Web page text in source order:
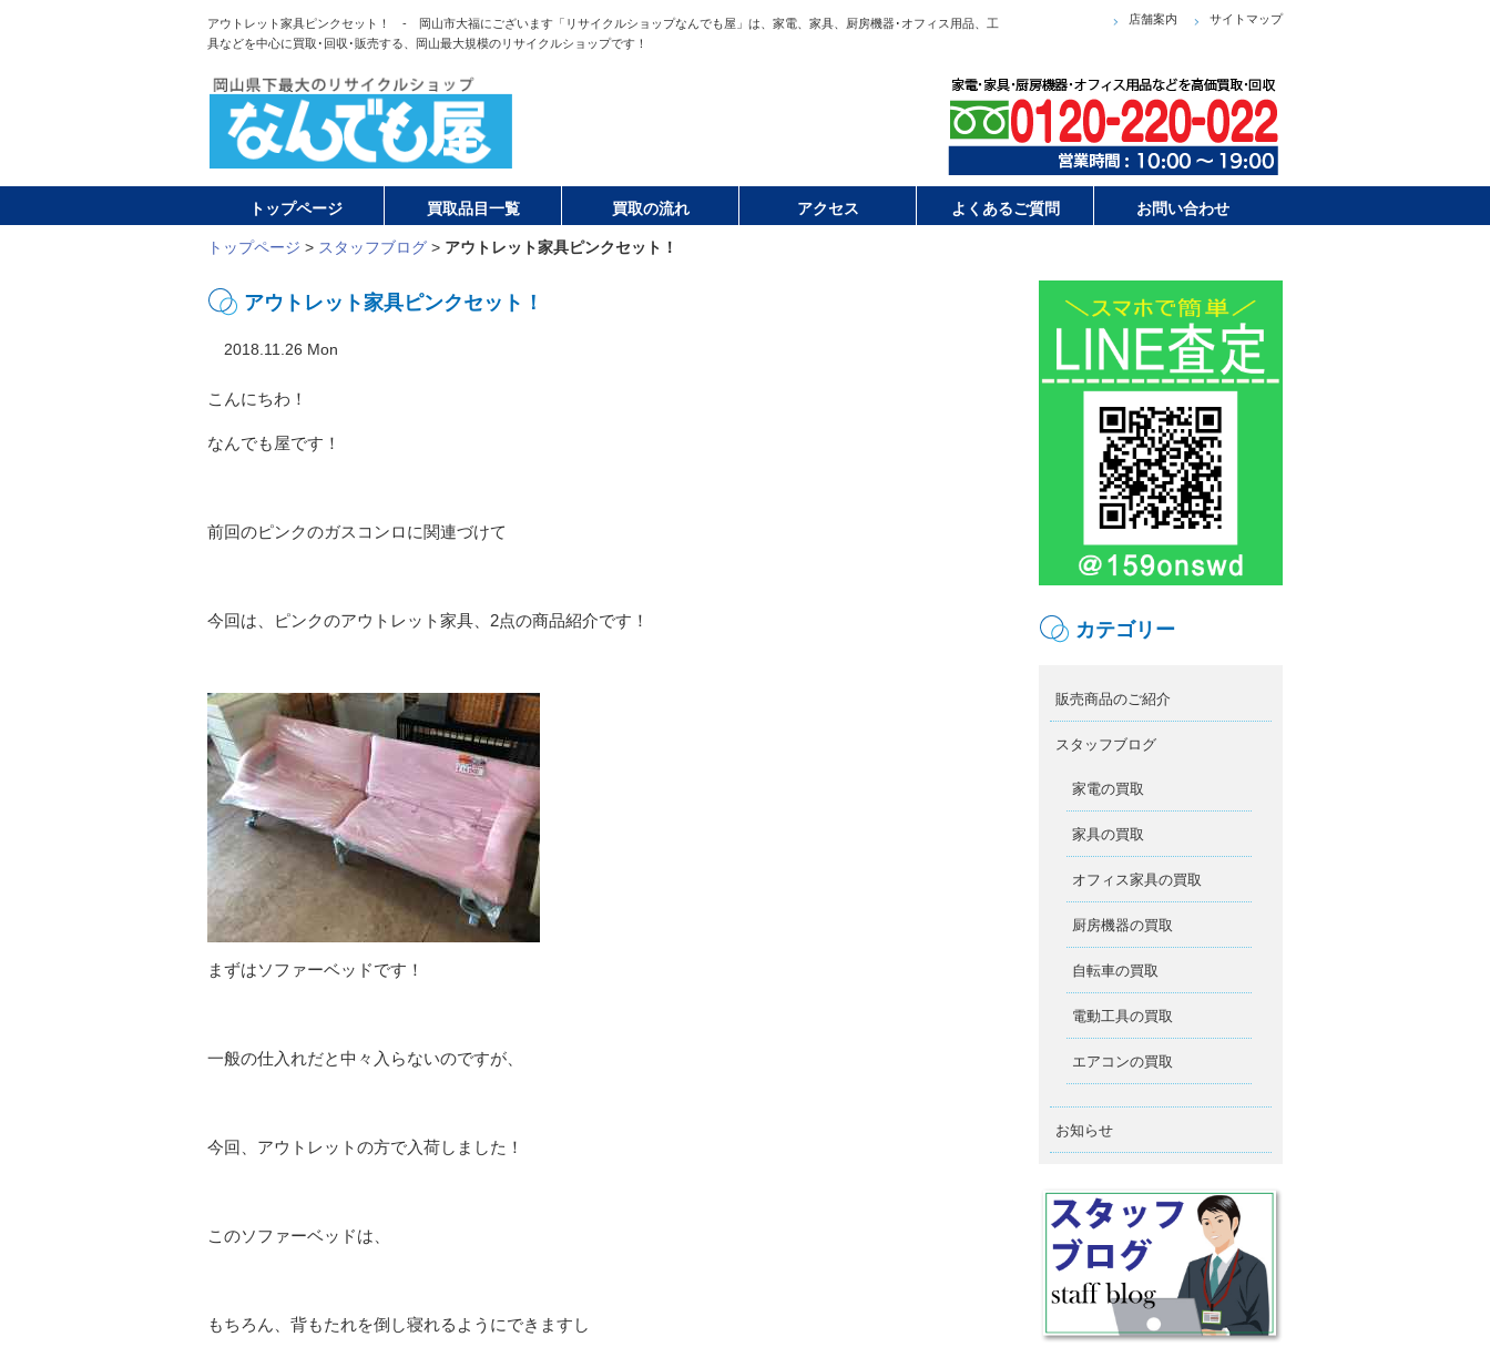
アウトレット家具ピンクセット！ - 岡山市大福にございます「リサイクルショップなんでも屋」は、家電、家具、厨房機器･オフィス用品、工
具などを中心に買取･回収･販売する、岡山最大規模のリサイクルショップです！
店舗案内 サイトマップ
トップページ 買取品目一覧 買取の流れ アクセス よくあるご質問 お問い合わせ
トップページ > スタッフブログ > アウトレット家具ピンクセット！
アウトレット家具ピンクセット！
2018.11.26 Mon
こんにちわ！
なんでも屋です！
前回のピンクのガスコンロに関連づけて
今回は、ピンクのアウトレット家具、2点の商品紹介です！
まずはソファーベッドです！
一般の仕入れだと中々入らないのですが、
今回、アウトレットの方で入荷しました！
このソファーベッドは、
もちろん、背もたれを倒し寝れるようにできますし
カテゴリー
販売商品のご紹介
スタッフブログ
家電の買取
家具の買取
オフィス家具の買取
厨房機器の買取
自転車の買取
電動工具の買取
エアコンの買取
お知らせ